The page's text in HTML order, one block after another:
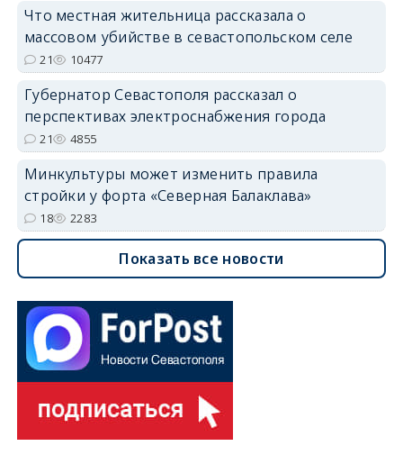
Что местная жительница рассказала о
массовом убийстве в севастопольском селе
21 10477
Губернатор Севастополя рассказал о
перспективах электроснабжения города
21 4855
Минкультуры может изменить правила
стройки у форта «Северная Балаклава»
18 2283
Показать все новости